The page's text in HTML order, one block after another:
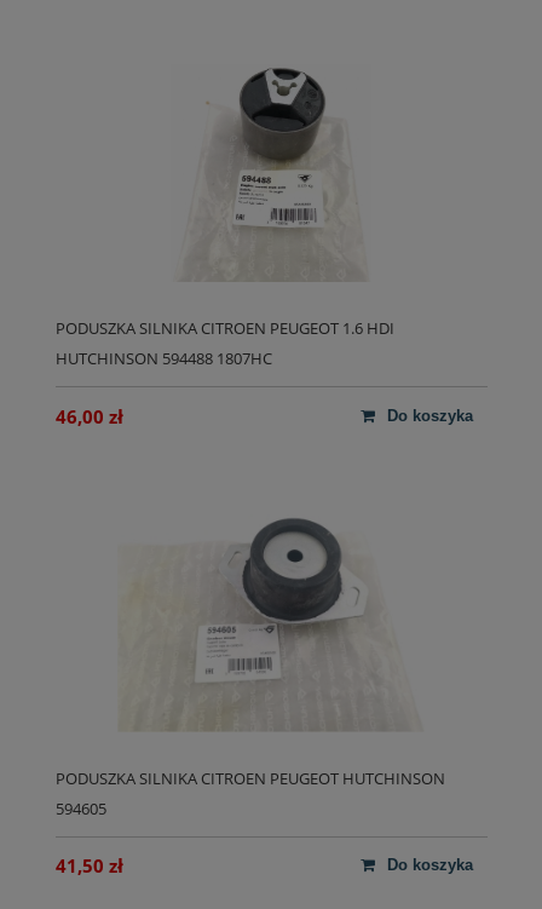
PODUSZKA SILNIKA CITROEN PEUGEOT 1.6 HDI
HUTCHINSON 594488 1807HC
46,00 zł do koszyka
PODUSZKA SILNIKA CITROEN PEUGEOT HUTCHINSON
594605
41,50 zł do koszyka